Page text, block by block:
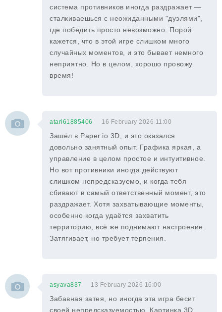
система противников иногда раздражает —
сталкиваешься с неожиданными "дуэлями",
где победить просто невозможно. Порой
кажется, что в этой игре слишком много
случайных моментов, и это бывает немного
неприятно. Но в целом, хорошо провожу
время!
atari61885406 16 February 2026 11:00
Зашёл в Paper.io 3D, и это оказался
довольно занятный опыт. Графика яркая, а
управление в целом простое и интуитивное.
Но вот противники иногда действуют
слишком непредсказуемо, и когда тебя
сбивают в самый ответственный момент, это
раздражает. Хотя захватывающие моменты,
особенно когда удаётся захватить
территорию, всё же поднимают настроение.
Затягивает, но требует терпения.
asyava837 13 February 2026 16:00
Забавная затея, но иногда эта игра бесит
своей непредсказуемостью. Картинка 3D